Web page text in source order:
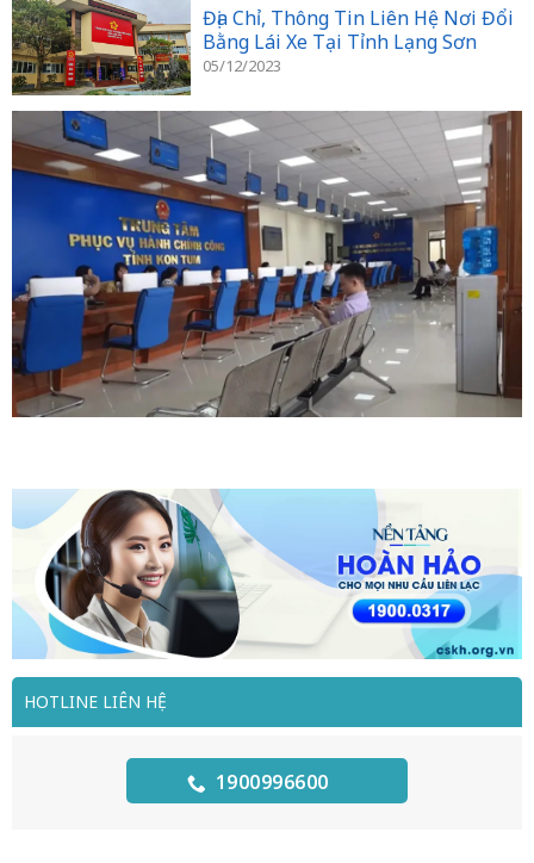
HOTLINE LIÊN HỆ
1900996600
Địa Chỉ, Thông Tin Liên Hệ Nơi Đổi
Bằng Lái Xe Tại Tỉnh Lạng Sơn
05/12/2023